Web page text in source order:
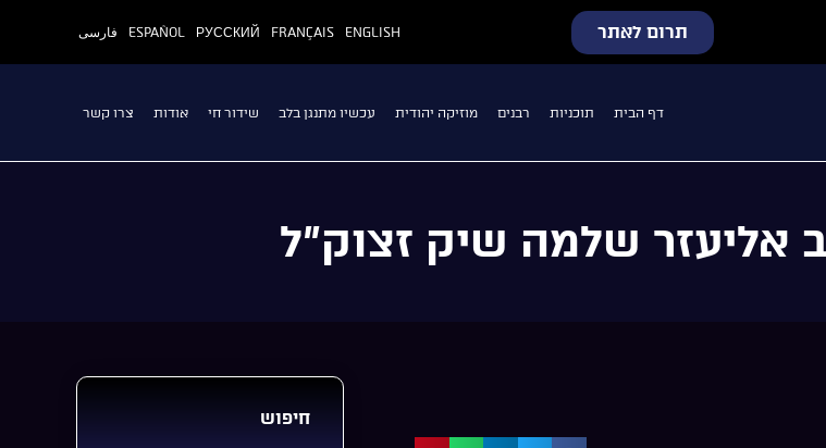
תרום לאתר ENGLISH
FRANÇAIS
РУССКИЙ
ESPAÑOL فارسی
דף הבית תוכניות רבנים מוזיקה יהודית עכשיו מתנגן בלב שידור חי אודות צרו קשר
אליעזר שלמה שיק זצוק”ל
חיפוש